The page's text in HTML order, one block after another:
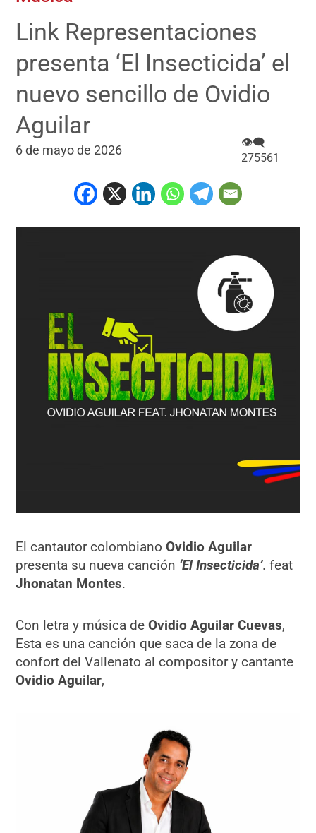
Link Representaciones
presenta ‘El Insecticida’ el
nuevo sencillo de Ovidio
Aguilar
6 de mayo de 2026
👁‍🗨
275561
El cantautor colombianoOvidio Aguilar
presenta su nueva canción ‘El Insecticida’. feat
Jhonatan Montes.
Con letra y música deOvidio Aguilar Cuevas,
Esta es una canción que saca de la zona de
confort del Vallenato al compositor y cantante
Ovidio Aguilar,